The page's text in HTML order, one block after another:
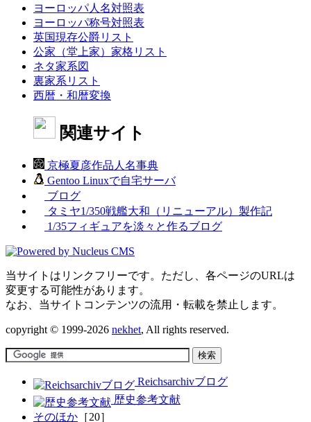
ヨーロッパ人名対照表
ヨーロッパ称号対照表
英国現存公爵リスト
公家（堂上家）家格リスト
ネタ家系図
裏家系リスト
西暦・和暦変換
関連サイト
京極夏彦作品人名事典
Gentoo Linuxで自宅サーバ
ブログ
タミヤ1/350戦艦大和（リニューアル）製作記
1/35フィギュアを淡々と作るブログ
当サイトはリンクフリーです。ただし、各ページのURLは
変更する可能性があります。
なお、当サイトコンテンツの流用・転載を禁止します。
copyright © 1999-2026 nekhet, All rights reserved.
Reichsarchivブログ
歴史参考文献
そのほか ［20］